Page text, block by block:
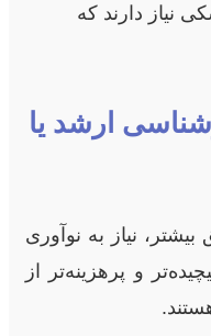
نیاز دارند که
ارشد یا
بیشتر، نیاز به نوآوری
و پرهزینه‌تر از